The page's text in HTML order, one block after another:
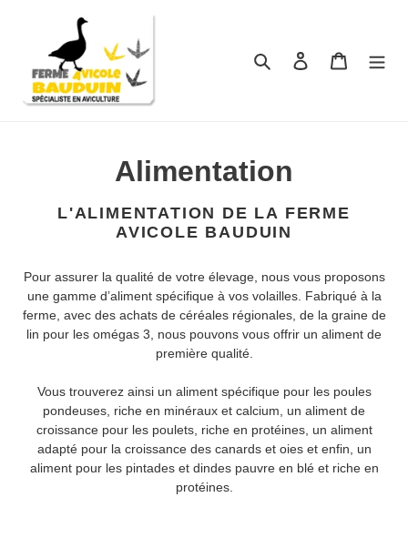
RechercherSe connecter
Panier
C
o
l
l
e
c
i
o
n
Alimentation
L'ALIMENTATION DE LA FERME
AVICOLE BAUDUIN
Pour assurer la qualité de votre élevage, nous vous proposons
une gamme d’aliment spécifique à vos volailles. Fabriqué à la
ferme, avec des achats de céréales régionales, de la graine de
lin pour les omégas 3, nous pouvons vous offrir un aliment de
première qualité.
Vous trouverez ainsi un aliment spécifique pour les poules
pondeuses, riche en minéraux et calcium, un aliment de
croissance pour les poulets, riche en protéines, un aliment
adapté pour la croissance des canards et oies et enfin, un
aliment pour les pintades et dindes pauvre en blé et riche en
protéines.